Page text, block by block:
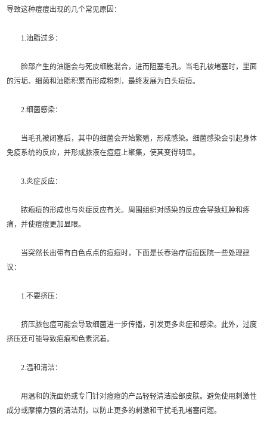
导致这种痘痘出现的几个常见原因：
1.油脂过多：
脸部产生的油脂会与死皮细胞混合，进而阻塞毛孔。当毛孔被堵塞时，里面
的污垢、细菌和油脂积累而形成粉刺，最终发展为白头痘痘。
2.细菌感染：
当毛孔被闭塞后，其中的细菌会开始繁殖，形成感染。细菌感染会引起身体
免疫系统的反应，并形成脓液在痘痘上聚集，使其变得明显。
3.炎症反应：
脓疱痘的形成也与炎症反应有关。周围组织对感染的反应会导致红肿和疼
痛，并使痘痘更加显眼。
当突然长出带有白色点点的痘痘时，下面是长春治疗痘痘医院一些处理建
议：
1.不要挤压：
挤压脓包痘可能会导致细菌进一步传播，引发更多炎症和感染。此外，过度
挤压还可能导致疤痕和色素沉着。
2.温和清洁：
用温和的洗面奶或专门针对痘痘的产品轻轻清洁脸部皮肤。避免使用刺激性
成分或摩擦力强的清洁剂，以防止更多的刺激和干扰毛孔堵塞问题。